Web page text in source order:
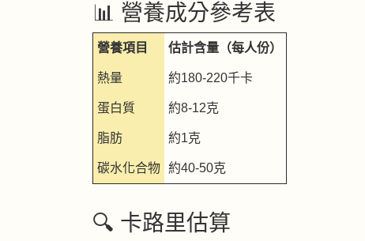
📊 營養成分參考表
營養項目 估計含量（每人份）
熱量 約180-220千卡
蛋白質 約8-12克
脂肪 約1克
碳水化合物 約40-50克
🔍 卡路里估算